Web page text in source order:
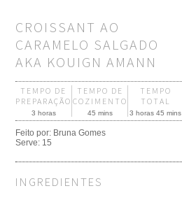
CROISSANT AO
CARAMELO SALGADO
AKA KOUIGN AMANN
TEMPO DE
PREPARAÇÃO
3 horas
TEMPO DE
COZIMENTO
45 mins
TEMPO
TOTAL
3 horas 45 mins
Feito por: Bruna Gomes
Serve: 15
INGREDIENTES